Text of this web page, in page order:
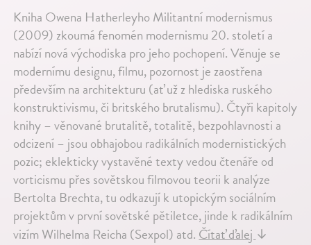
Kniha Owena Hatherleyho Militantní modernismus
(2009) zkoumá fenomén modernismu 20. století a
nabízí nová východiska pro jeho pochopení. Věnuje se
modernímu designu, filmu, pozornost je zaostřena
především na architekturu (ať už z hlediska ruského
konstruktivismu, či britského brutalismu). Čtyři kapitoly
knihy – věnované brutalitě, totalitě, bezpohlavnosti a
odcizení – jsou obhajobou radikálních modernistických
pozic; eklekticky vystavěné texty vedou čtenáře od
vorticismu přes sovětskou filmovou teorii k analýze
Bertolta Brechta, tu odkazují k utopickým sociálním
projektům v první sovětské pětiletce, jinde k radikálním
vizím Wilhelma Reicha (Sexpol) atd.Čítať ďalej↓